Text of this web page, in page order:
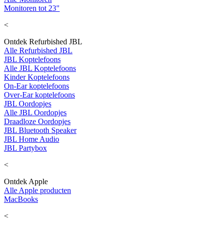
Monitoren tot 23"
<
Ontdek Refurbished JBL
Alle Refurbished JBL
JBL Koptelefoons
Alle JBL Koptelefoons
Kinder Koptelefoons
On-Ear koptelefoons
Over-Ear koptelefoons
JBL Oordopjes
Alle JBL Oordopjes
Draadloze Oordopjes
JBL Bluetooth Speaker
JBL Home Audio
JBL Partybox
<
Ontdek Apple
Alle Apple producten
MacBooks
<